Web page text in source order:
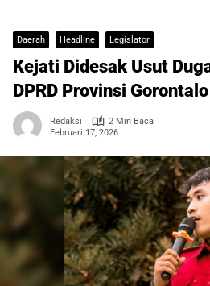
Daerah Headline Legislator
Kejati Didesak Usut
DPRD Provinsi Gorontalo
Redaksi
2 Min Baca
Februari 17, 2026